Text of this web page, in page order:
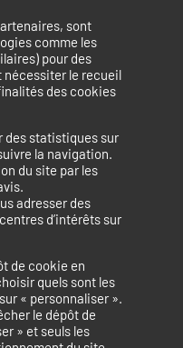
sont
comme les
pour des
le recueil
des cookies
des statistiques sur
la navigation.
du site par les
adresser des
d’intérêts sur
de cookie en
quels sont les
« personnaliser ».
le dépôt de
» et seuls les
titre de la catégorie